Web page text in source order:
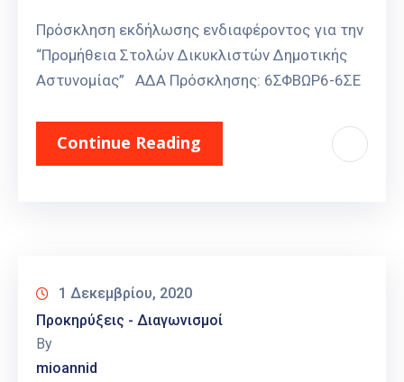
Πρόσκληση εκδήλωσης ενδιαφέροντος για την
“Προμήθεια Στολών Δικυκλιστών Δημοτικής
Αστυνομίας” ΑΔΑ Πρόσκλησης: 6ΣΦΒΩΡ6-6ΣΕ
Continue Reading
1 Δεκεμβρίου, 2020
Προκηρύξεις - Διαγωνισμοί
By
mioannid